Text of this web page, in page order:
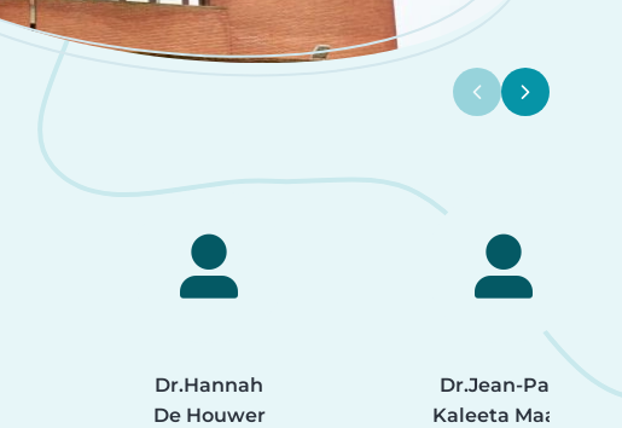
Dr.Hannah
De Houwer
Dr.Jean-Paul
Kaleeta Maalu